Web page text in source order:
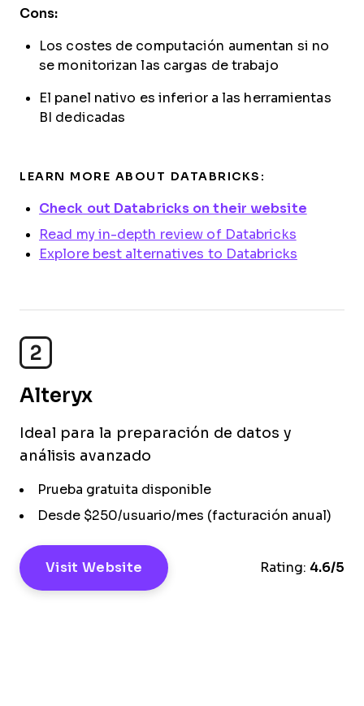
Cons:
Los costes de computación aumentan si no
se monitorizan las cargas de trabajo
El panel nativo es inferior a las herramientas
BI dedicadas
LEARN MORE ABOUT DATABRICKS:
Check out Databricks on their website
Read my in-depth review of Databricks
Explore best alternatives to Databricks
2
Alteryx
Ideal para la preparación de datos y
análisis avanzado
Prueba gratuita disponible
Desde $250/usuario/mes (facturación anual)
Visit Website Rating: 4.6/5